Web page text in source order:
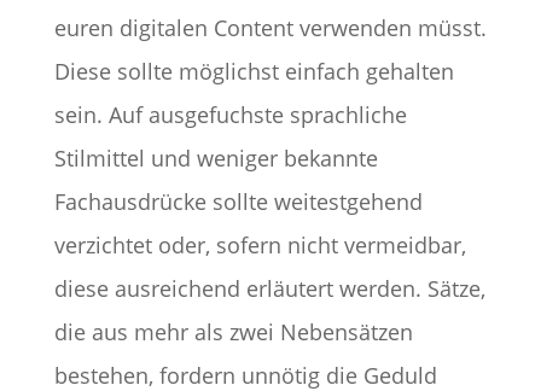
euren digitalen Content verwenden müsst.
Diese sollte möglichst einfach gehalten
sein. Auf ausgefuchste sprachliche
Stilmittel und weniger bekannte
Fachausdrücke sollte weitestgehend
verzichtet oder, sofern nicht vermeidbar,
diese ausreichend erläutert werden. Sätze,
die aus mehr als zwei Nebensätzen
bestehen, fordern unnötig die Geduld